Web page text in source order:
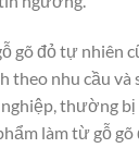
gõ đỏ tự nhiên
theo nhu cầu và
thường
làm từ gỗ